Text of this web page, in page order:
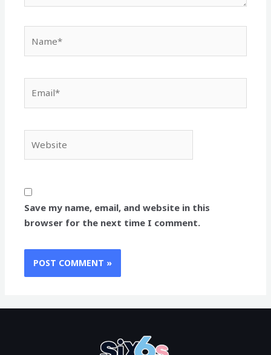
Save my name, email, and website in this
browser for the next time I comment.